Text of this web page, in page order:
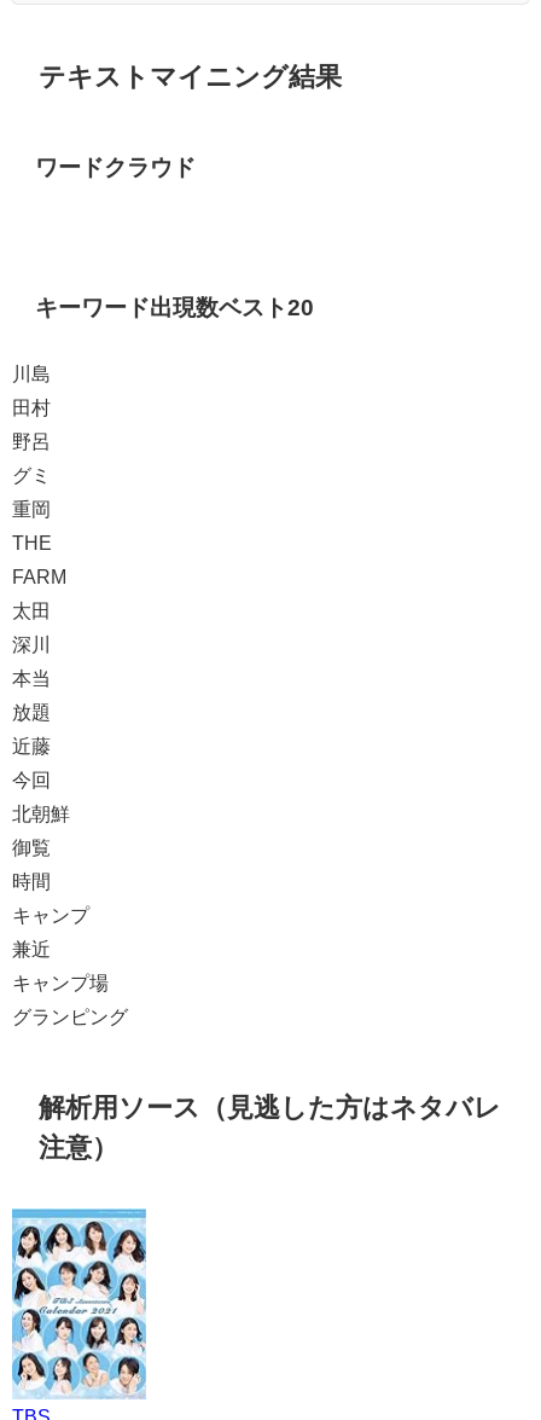
テキストマイニング結果
ワードクラウド
キーワード出現数ベスト20
川島
田村
野呂
グミ
重岡
THE
FARM
太田
深川
本当
放題
近藤
今回
北朝鮮
御覧
時間
キャンプ
兼近
キャンプ場
グランピング
解析用ソース（見逃した方はネタバレ
注意）